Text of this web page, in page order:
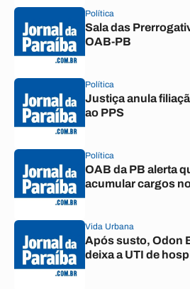
Política
Sala das
OAB-PB
Política
Justiça anula
ao PPS
Política
OAB da PB alerta
acumular cargos
Vida Urbana
Após susto, Odon
deixa a UTI de